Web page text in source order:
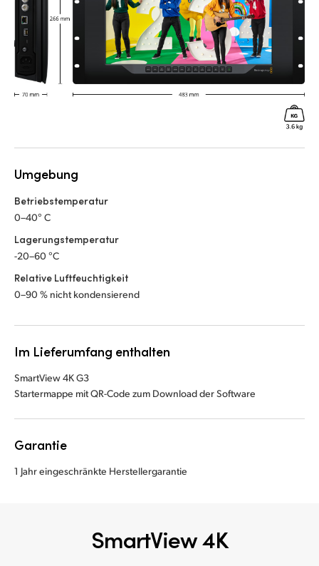
Umgebung
Betriebstemperatur
0–40° C
Lagerungstemperatur
-20–60 °C
Relative Luftfeuchtigkeit
0–90 % nicht kondensierend
Im Lieferumfang enthalten
SmartView 4K G3
Startermappe mit QR-Code zum Download der Software
Garantie
1 Jahr eingeschränkte Herstellergarantie
SmartView 4K